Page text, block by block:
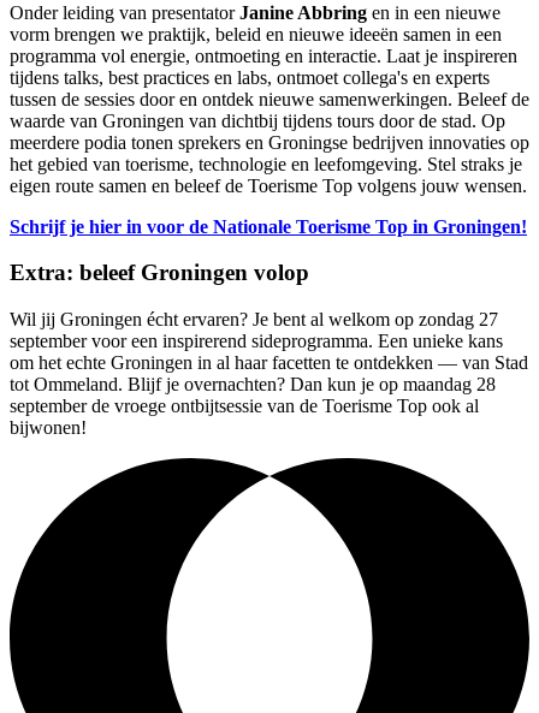
Onder leiding van presentatorJanine Abbring en in een nieuwe
vorm brengen we praktijk, beleid en nieuwe ideeën samen in een
programma vol energie, ontmoeting en interactie. Laat je inspireren
tijdens talks, best practices en labs, ontmoet collega's en experts
tussen de sessies door en ontdek nieuwe samenwerkingen. Beleef de
waarde van Groningen van dichtbij tijdens tours door de stad. Op
meerdere podia tonen sprekers en Groningse bedrijven innovaties op
het gebied van toerisme, technologie en leefomgeving. Stel straks je
eigen route samen en beleef de Toerisme Top volgens jouw wensen.
Schrijf je hier in voor de Nationale Toerisme Top in Groningen!
Extra: beleef Groningen volop
Wil jij Groningen écht ervaren? Je bent al welkom op zondag 27
september voor een inspirerend sideprogramma. Een unieke kans
om het echte Groningen in al haar facetten te ontdekken — van Stad
tot Ommeland. Blijf je overnachten? Dan kun je op maandag 28
september de vroege ontbijtsessie van de Toerisme Top ook al
bijwonen!